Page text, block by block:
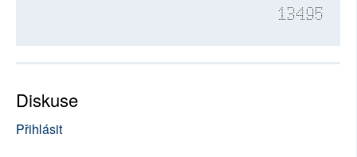
13495
Diskuse
Přihlásit